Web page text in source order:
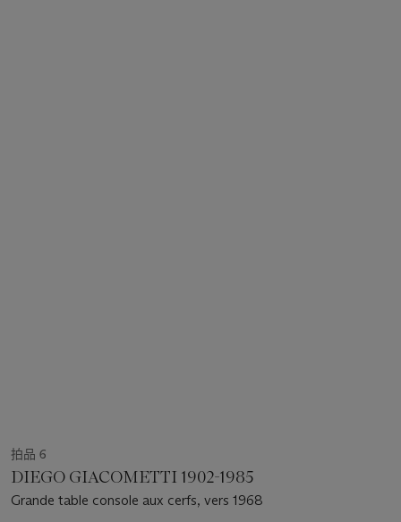
拍品 6
DIEGO GIACOMETTI 1902-1985
Grande table console aux cerfs, vers 1968